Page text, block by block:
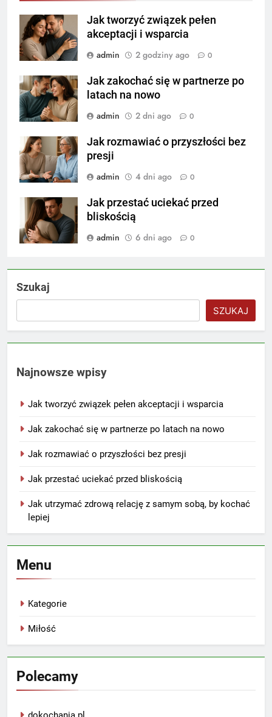
Jak tworzyć związek pełen
akceptacji i wsparcia
admin
2 godziny ago 0
Jak zakochać się w partnerze po
latach na nowo
admin
2 dni ago 0
Jak rozmawiać o przyszłości bez
presji
admin
4 dni ago 0
Jak przestać uciekać przed
bliskością
admin
6 dni ago 0
Szukaj
SZUKAJ
Najnowsze wpisy
Jak tworzyć związek pełen akceptacji i wsparcia
Jak zakochać się w partnerze po latach na nowo
Jak rozmawiać o przyszłości bez presji
Jak przestać uciekać przed bliskością
Jak utrzymać zdrową relację z samym sobą, by kochać
lepiej
Menu
Kategorie
Miłość
Polecamy